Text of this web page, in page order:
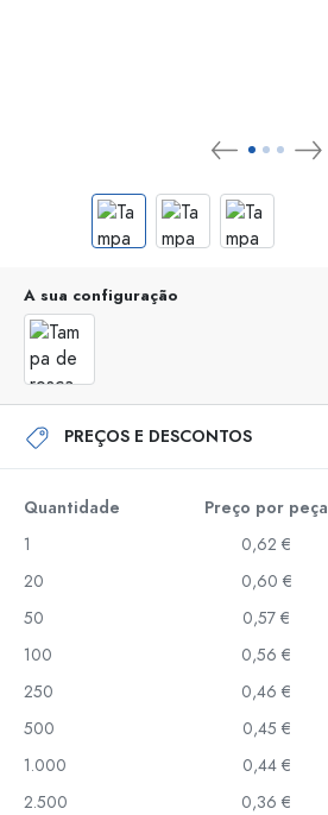
A sua configuração
PREÇOS E DESCONTOS
Quantidade Preço por peça
1
0,62 €
20
0,60 €
50
0,57 €
100
0,56 €
250
0,46 €
500
0,45 €
1.000
0,44 €
2.500
0,36 €